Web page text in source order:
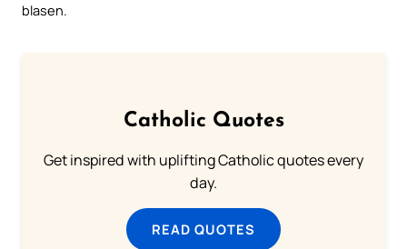
blasen.
Catholic Quotes
Get inspired with uplifting Catholic quotes every
day.
READ QUOTES